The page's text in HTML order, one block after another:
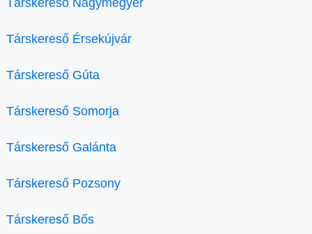
Társkereső Érsekújvár
Társkereső Gúta
Társkereső Somorja
Társkereső Galánta
Társkereső Pozsony
Társkereső Bős